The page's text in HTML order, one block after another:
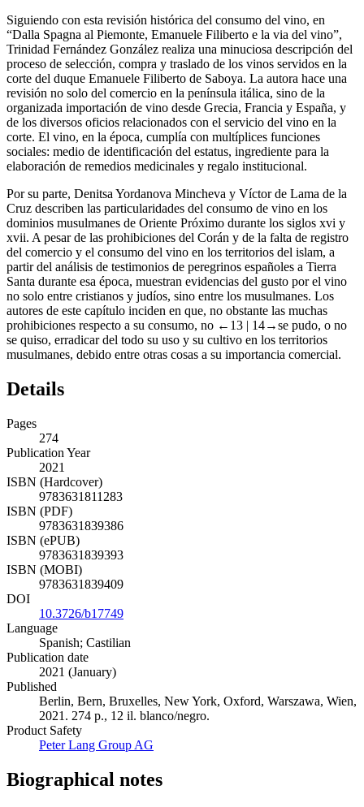
Siguiendo con esta revisión histórica del consumo del vino, en
“Dalla Spagna al Piemonte, Emanuele Filiberto e la via del vino”,
Trinidad Fernández González realiza una minuciosa descripción del
proceso de selección, compra y traslado de los vinos servidos en la
corte del duque Emanuele Filiberto de Saboya. La autora hace una
revisión no solo del comercio en la península itálica, sino de la
organizada importación de vino desde Grecia, Francia y España, y
de los diversos oficios relacionados con el servicio del vino en la
corte. El vino, en la época, cumplía con multíplices funciones
sociales: medio de identificación del estatus, ingrediente para la
elaboración de remedios medicinales y regalo institucional.
Por su parte, Denitsa Yordanova Mincheva y Víctor de Lama de la
Cruz describen las particularidades del consumo de vino en los
dominios musulmanes de Oriente Próximo durante los siglos xvi y
xvii. A pesar de las prohibiciones del Corán y de la falta de registro
del comercio y el consumo del vino en los territorios del islam, a
partir del análisis de testimonios de peregrinos españoles a Tierra
Santa durante esa época, muestran evidencias del gusto por el vino
no solo entre cristianos y judíos, sino entre los musulmanes. Los
autores de este capítulo inciden en que, no obstante las muchas
prohibiciones respecto a su consumo, no ←13 | 14→se pudo, o no
se quiso, erradicar del todo su uso y su cultivo en los territorios
musulmanes, debido entre otras cosas a su importancia comercial.
Details
Pages
274
Publication Year
2021
ISBN (Hardcover)
9783631811283
ISBN (PDF)
9783631839386
ISBN (ePUB)
9783631839393
ISBN (MOBI)
9783631839409
DOI
10.3726/b17749
Language
Spanish; Castilian
Publication date
2021 (January)
Published
Berlin, Bern, Bruxelles, New York, Oxford, Warszawa, Wien,
2021. 274 p., 12 il. blanco/negro.
Product Safety
Peter Lang Group AG
Biographical notes